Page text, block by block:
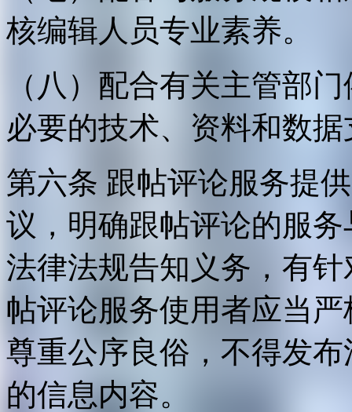
核编辑人员专业素养。
（八）配合有关主管部
必要的技术、资料和数
第六条 跟帖评论服务提
议，明确跟帖评论的服
法律法规告知义务，有
帖评论服务使用者应当
尊重公序良俗，不得发
的信息内容。